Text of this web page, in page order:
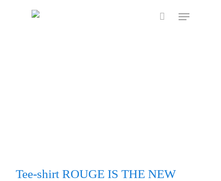
Menu
Tee-shirt ROUGE IS THE NEW